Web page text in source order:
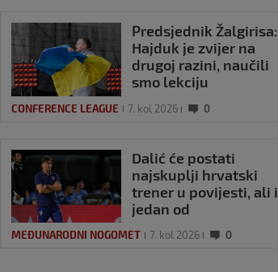
Predsjednik Žalgirisa:
Hajduk je zvijer na
drugoj razini, naučili
smo lekciju
CONFERENCE LEAGUE 7. kol 2026 0
Dalić će postati
najskuplji hrvatski
trener u povijesti, ali i
jedan od
svijetu
MEĐUNARODNI NOGOMET 7. kol 2026 0